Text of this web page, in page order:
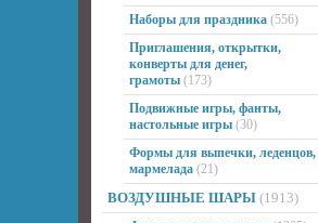
Наборы для праздника (556)
Приглашения, открытки,
конверты для денег,
грамоты (173)
Подвижные игры, фанты,
настольные игры (30)
Формы для выпечки, леденцов,
мармелада (21)
ВОЗДУШНЫЕ ШАРЫ (1913)